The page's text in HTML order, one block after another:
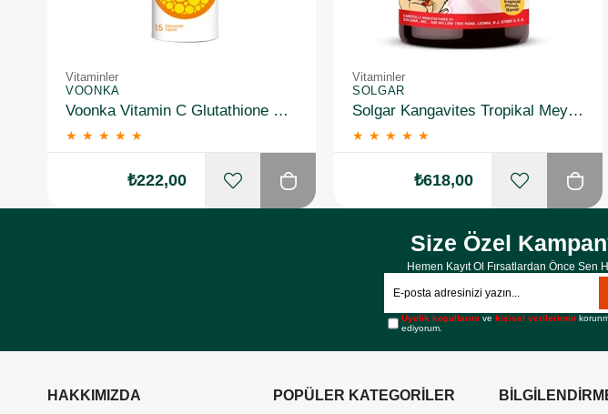
Vitaminler
VOONKA
Voonka Vitamin C Glutathione Complex Efervesan 15 Tablet
★ ★ ★ ★ ★
₺222,00
Vitaminler
SOLGAR
Solgar Kangavites Tropikal Meyve Aromalı 60 Tablet
★ ★ ★ ★ ★
₺618,00
Size Özel
Hemen Kayıt Ol Fırsatlardan Önce Sen
Üyelik koşullarını vekişisel verilerimin
ediyorum.
HAKKIMIZDA POPÜLER KATEGORİLER